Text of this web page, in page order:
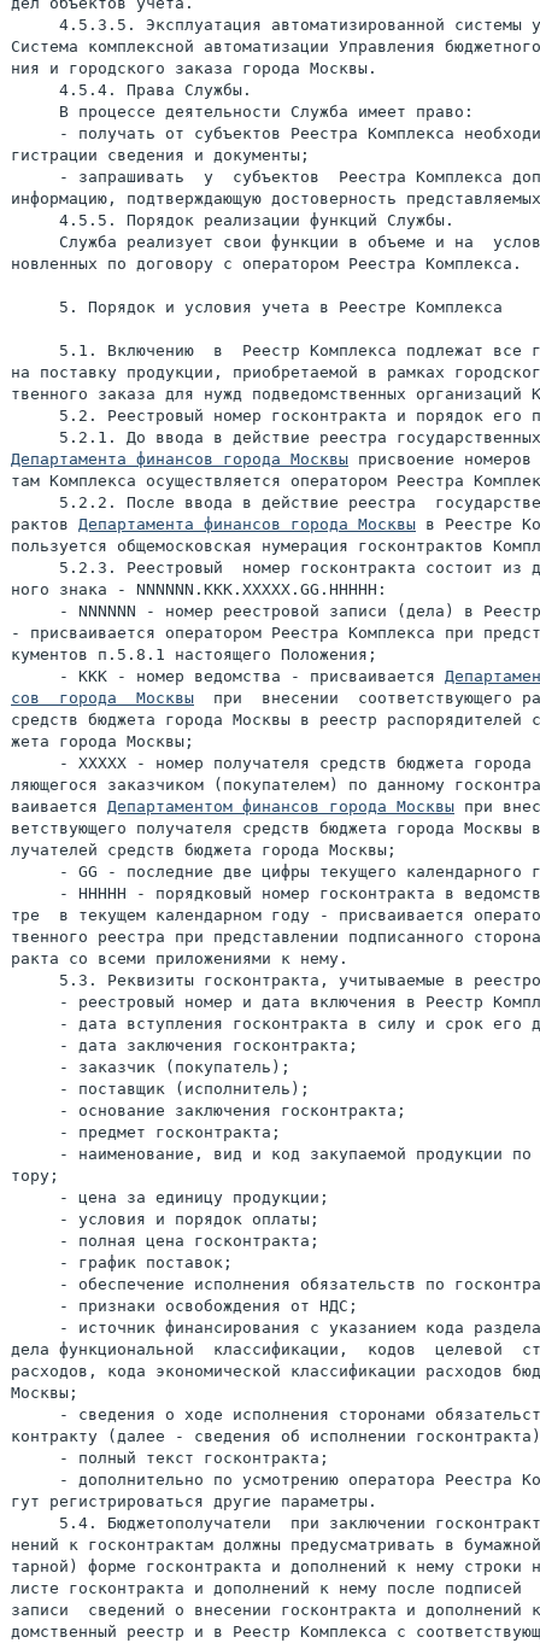
4.5.3.5. Эксплуатация автоматизированной системы
Система комплексной автоматизации Управления
ния и городского заказа города Москвы.
     4.5.4. Права Службы.
     В процессе деятельности Служба имеет право:
- получать от субъектов Реестра Комплекса
гистрации сведения и документы;
- запрашивать  у  субъектов  Реестра Комплекса
информацию, подтверждающую достоверность
     4.5.5. Порядок реализации функций Службы.
Служба реализует свои функции в объеме и на
новленных по договору с оператором Реестра Комплекса.
     5. Порядок и условия учета в Реестре Комплекса
5.1. Включению  в  Реестр Комплекса подлежат все
на поставку продукции, приобретаемой в рамках
твенного заказа для нужд подведомственных организаций
5.2. Реестровый номер госконтракта и порядок его
Департамента финансов города Москвы присвоение номеров
там Комплекса осуществляется оператором Реестра
5.2.2. После ввода в действие реестра
рактов Департамента финансов города Москвы в Реестре
пользуется общемосковская нумерация госконтрактов
5.2.3. Реестровый  номер госконтракта состоит из
ного знака - NNNNNN.KKK.XXXXX.GG.HHHHH:
- NNNNNN - номер реестровой записи (дела) в
- присваивается оператором Реестра Комплекса при
кументов п.5.8.1 настоящего Положения;
     - KKK - номер ведомства - присваивается
сов  города  Москвы
при  внесении  соответствующего
средств бюджета города Москвы в реестр распорядителей
жета города Москвы;
- XXXXX - номер получателя средств бюджета города
ляющегося заказчиком (покупателем) по данному
ваивается Департаментом финансов города Москвы при
ветствующего получателя средств бюджета города Москвы
лучателей средств бюджета города Москвы;
- GG - последние две цифры текущего календарного
- НННHH - порядковый номер госконтракта в
тре  в текущем календарном году - присваивается
твенного реестра при представлении подписанного
ракта со всеми приложениями к нему.
5.3. Реквизиты госконтракта, учитываемые в
- реестровый номер и дата включения в Реестр
- дата вступления госконтракта в силу и срок его
     - дата заключения госконтракта;
     - заказчик (покупатель);
     - поставщик (исполнитель);
     - основание заключения госконтракта;
     - предмет госконтракта;
- наименование, вид и код закупаемой продукции по
тору;
     - цена за единицу продукции;
     - условия и порядок оплаты;
     - полная цена госконтракта;
     - график поставок;
- обеспечение исполнения обязательств по
     - признаки освобождения от НДС;
- источник финансирования с указанием кода
дела функциональной  классификации,  кодов  целевой
расходов, кода экономической классификации расходов
Москвы;
- сведения о ходе исполнения сторонами
контракту (далее - сведения об исполнении
     - полный текст госконтракта;
- дополнительно по усмотрению оператора Реестра
гут регистрироваться другие параметры.
5.4. Бюджетополучатели  при заключении
нений к госконтрактам должны предусматривать в
тарной) форме госконтракта и дополнений к нему строки
листе госконтракта и дополнений к нему после подписей
записи  сведений о внесении госконтракта и
домственный реестр и в Реестр Комплекса с